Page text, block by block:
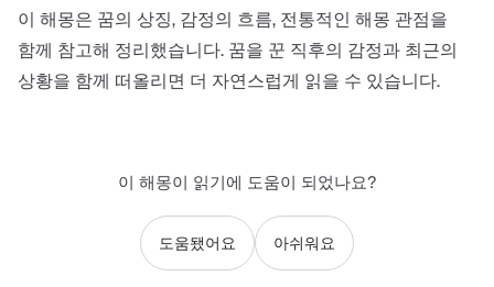
이 해몽은 꿈의 상징, 감정의 흐름, 전통적인 해몽 관점을
함께 참고해 정리했습니다. 꿈을 꾼 직후의 감정과 최근의
상황을 함께 떠올리면 더 자연스럽게 읽을 수 있습니다.
이 해몽이 읽기에 도움이 되었나요?
도움됐어요 아쉬워요